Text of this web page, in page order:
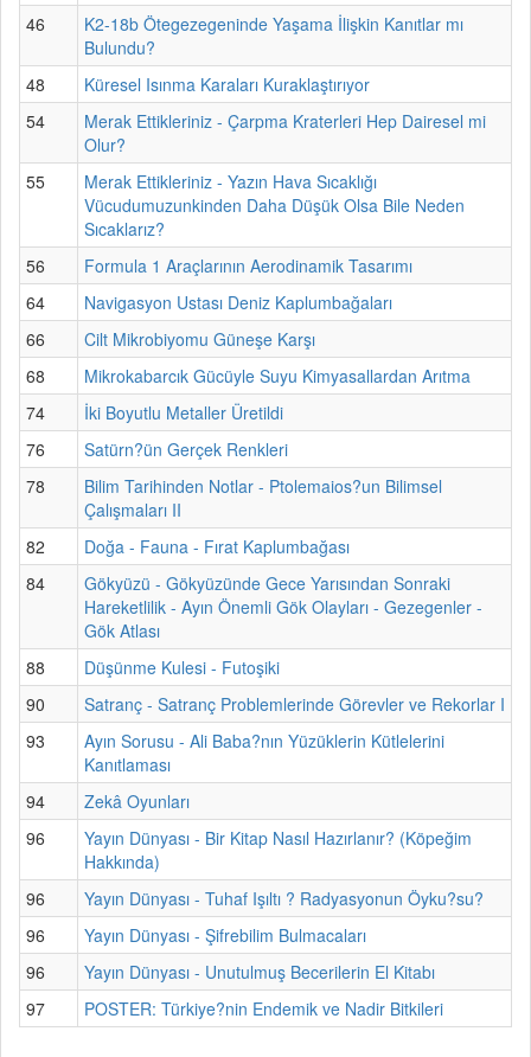
46
K2-18b Ötegezegeninde Yaşama İlişkin Kanıtlar mı
Bulundu?
48
Küresel Isınma Karaları Kuraklaştırıyor
54
Merak Ettikleriniz - Çarpma Kraterleri Hep Dairesel mi
Olur?
55
Merak Ettikleriniz - Yazın Hava Sıcaklığı
Vücudumuzunkinden Daha Düşük Olsa Bile Neden
Sıcaklarız?
56
Formula 1 Araçlarının Aerodinamik Tasarımı
64
Navigasyon Ustası Deniz Kaplumbağaları
66
Cilt Mikrobiyomu Güneşe Karşı
68
Mikrokabarcık Gücüyle Suyu Kimyasallardan Arıtma
74
İki Boyutlu Metaller Üretildi
76
Satürn?ün Gerçek Renkleri
78
Bilim Tarihinden Notlar - Ptolemaios?un Bilimsel
Çalışmaları II
82
Doğa - Fauna - Fırat Kaplumbağası
84
Gökyüzü - Gökyüzünde Gece Yarısından Sonraki
Hareketlilik - Ayın Önemli Gök Olayları - Gezegenler -
Gök Atlası
88
Düşünme Kulesi - Futoşiki
90
Satranç - Satranç Problemlerinde Görevler ve Rekorlar I
93
Ayın Sorusu - Ali Baba?nın Yüzüklerin Kütlelerini
Kanıtlaması
94
Zekâ Oyunları
96
Yayın Dünyası - Bir Kitap Nasıl Hazırlanır? (Köpeğim
Hakkında)
96
Yayın Dünyası - Tuhaf Işıltı ? Radyasyonun Öyku?su?
96
Yayın Dünyası - Şifrebilim Bulmacaları
96
Yayın Dünyası - Unutulmuş Becerilerin El Kitabı
97
POSTER: Türkiye?nin Endemik ve Nadir Bitkileri